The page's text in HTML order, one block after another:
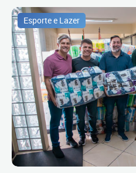
Esporte e Lazer